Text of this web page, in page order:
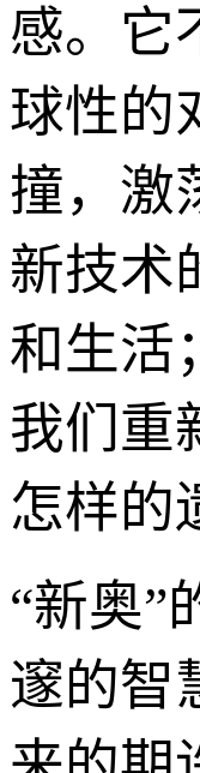
感。它
球性的
撞，激
新技术
和生活
我们重
怎样的
“新奥”
邃的智